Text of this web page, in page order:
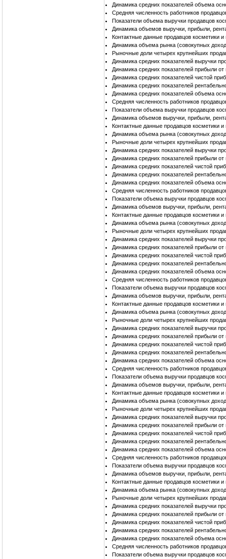
Динамика средних показателей объема
Средняя численность работников
Показатели объема выручки продавцов
Динамика объемов выручки, прибыли,
Контактные данные продавцов косметики
Динамика объема рынка (совокупных
Рыночные доли четырех крупнейших
Динамика средних показателей выручки
Динамика средних показателей прибыли
Динамика средних показателей чистой
Динамика средних показателей
Динамика средних показателей объема
Средняя численность работников
Показатели объема выручки продавцов
Динамика объемов выручки, прибыли,
Контактные данные продавцов косметики
Динамика объема рынка (совокупных
Рыночные доли четырех крупнейших
Динамика средних показателей выручки
Динамика средних показателей прибыли
Динамика средних показателей чистой
Динамика средних показателей
Динамика средних показателей объема
Средняя численность работников
Показатели объема выручки продавцов
Динамика объемов выручки, прибыли,
Контактные данные продавцов косметики
Динамика объема рынка (совокупных
Рыночные доли четырех крупнейших
Динамика средних показателей выручки
Динамика средних показателей прибыли
Динамика средних показателей чистой
Динамика средних показателей
Динамика средних показателей объема
Средняя численность работников
Показатели объема выручки продавцов
Динамика объемов выручки, прибыли,
Контактные данные продавцов косметики
Динамика объема рынка (совокупных
Рыночные доли четырех крупнейших
Динамика средних показателей выручки
Динамика средних показателей прибыли
Динамика средних показателей чистой
Динамика средних показателей
Динамика средних показателей объема
Средняя численность работников
Показатели объема выручки продавцов
Динамика объемов выручки, прибыли,
Контактные данные продавцов косметики
Динамика объема рынка (совокупных
Рыночные доли четырех крупнейших
Динамика средних показателей выручки
Динамика средних показателей прибыли
Динамика средних показателей чистой
Динамика средних показателей
Динамика средних показателей объема
Средняя численность работников
Показатели объема выручки продавцов
Динамика объемов выручки, прибыли,
Контактные данные продавцов косметики
Динамика объема рынка (совокупных
Рыночные доли четырех крупнейших
Динамика средних показателей выручки
Динамика средних показателей прибыли
Динамика средних показателей чистой
Динамика средних показателей
Динамика средних показателей объема
Средняя численность работников
Показатели объема выручки продавцов